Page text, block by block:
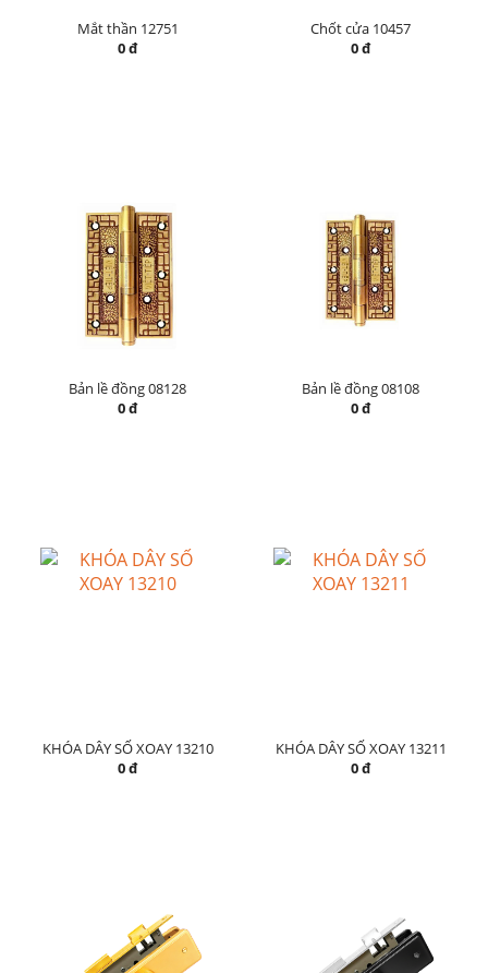
Mắt thần 12751
0 đ
Chốt cửa 10457
0 đ
Bản lề đồng 08128
0 đ
Bản lề đồng 08108
0 đ
KHÓA DÂY SỐ XOAY 13210
0 đ
KHÓA DÂY SỐ XOAY 13211
0 đ